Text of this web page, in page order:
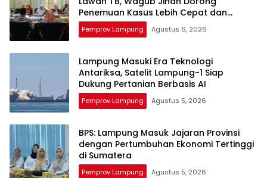
Penemuan Kasus Lebih Cepat dan
Tuntas
Pemprov Lampung Agustus 6, 2026
Lampung Masuki Era Teknologi
Antariksa, Satelit Lampung-1 Siap
Dukung Pertanian Berbasis AI
Pemprov Lampung Agustus 5, 2026
BPS: Lampung Masuk Jajaran Provinsi
dengan Pertumbuhan Ekonomi Tertinggi
di Sumatera
Pemprov Lampung Agustus 5, 2026